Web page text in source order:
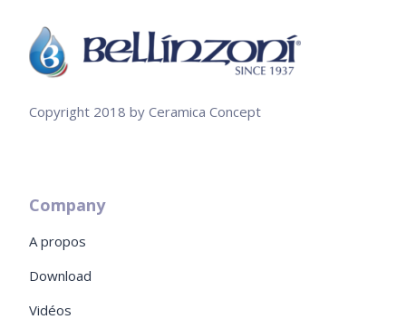
Copyright 2018 by Ceramica Concept
Company
A propos
Download
Vidéos